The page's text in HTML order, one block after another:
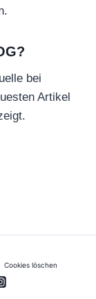
bei
Artikel
Cookies löschen